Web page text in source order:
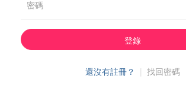
密碼
登錄
還沒有註冊？ | 找回密碼